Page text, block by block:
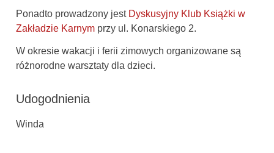
Ponadto prowadzony jest Dyskusyjny Klub Książki w
Zakładzie Karnym przy ul. Konarskiego 2.
W okresie wakacji i ferii zimowych organizowane są
różnorodne warsztaty dla dzieci.
Udogodnienia
Winda